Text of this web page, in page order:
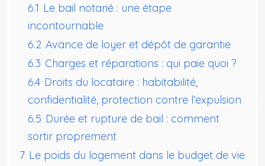
6.1 Le bail notarié : une étape
incontournable
6.2 Avance de loyer et dépôt de garantie
6.3 Charges et réparations : qui paie quoi ?
6.4 Droits du locataire : habitabilité,
confidentialité, protection contre l’expulsion
6.5 Durée et rupture de bail : comment
sortir proprement
7 Le poids du logement dans le budget de vie